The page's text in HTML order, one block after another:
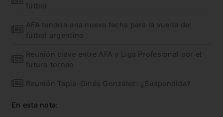
fútbol
AFA tendría una nueva fecha para la vuelta del
fútbol argentino
Reunión clave entre AFA y Liga Profesional por el
futuro torneo
Reunión Tapia-Ginés González: ¿Suspendida?
En esta nota: